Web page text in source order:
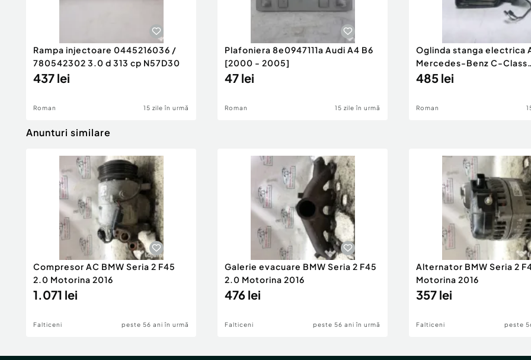
Rampa injectoare 0445216036 /
780542302 3.0 d 313 cp N57D30
437 lei
Roman 15 zile în urmă
Plafoniera 8e0947111a Audi A4 B6
[2000 - 2005]
47 lei
Roman 15 zile în urmă
Oglinda stanga electrica
Mercedes-Benz C-Class
W204/S204 [200
485 lei
Roman
Anunturi similare
Compresor AC BMW Seria 2 F45
2.0 Motorina 2016
1.071 lei
Falticeni peste 56 ani în urmă
Galerie evacuare BMW Seria 2 F45
2.0 Motorina 2016
476 lei
Falticeni peste 56 ani în urmă
Alternator BMW Seria 2
Motorina 2016
357 lei
Falticeni peste